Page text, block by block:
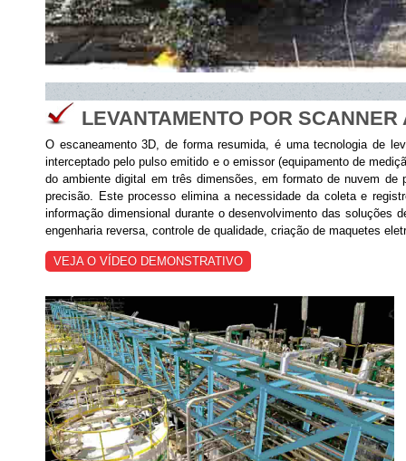
LEVANTAMENTO POR
O escaneamento 3D, de forma resumida, é uma tecnologia de
interceptado pelo pulso emitido e o emissor (equipamento de
do ambiente digital em três dimensões, em formato de nuvem
precisão. Este processo elimina a necessidade da coleta e
informação dimensional durante o desenvolvimento das soluções
engenharia reversa, controle de qualidade, criação de maquetes
VEJA O VÍDEO DEMONSTRATIVO